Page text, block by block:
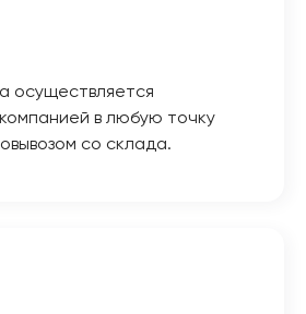
осуществляется
в любую точку
со склада.